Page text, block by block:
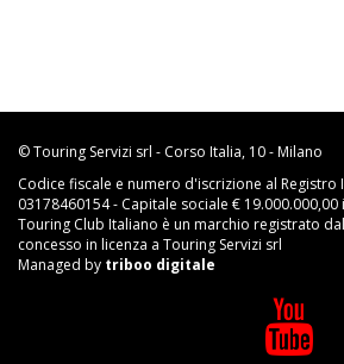
© Touring Servizi srl - Corso Italia, 10 - Milano
Codice fiscale e numero d'iscrizione al Registro
03178460154 - Capitale sociale € 19.000.000,00
Touring Club Italiano è un marchio registrato
concesso in licenza a Touring Servizi srl
Managed by triboo digitale